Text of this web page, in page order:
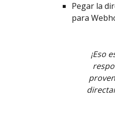
Pegar la
para
¡Eso